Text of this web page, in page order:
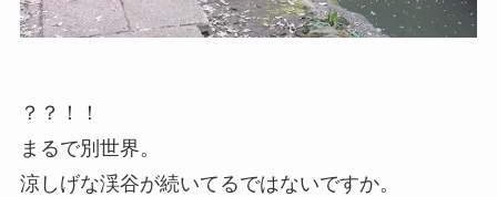
？？！！
まるで別世界。
涼しげな渓谷が続いてるではないですか。